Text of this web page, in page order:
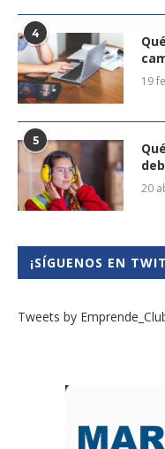
4
19
5
20
¡SÍGUENOS EN
Tweets by